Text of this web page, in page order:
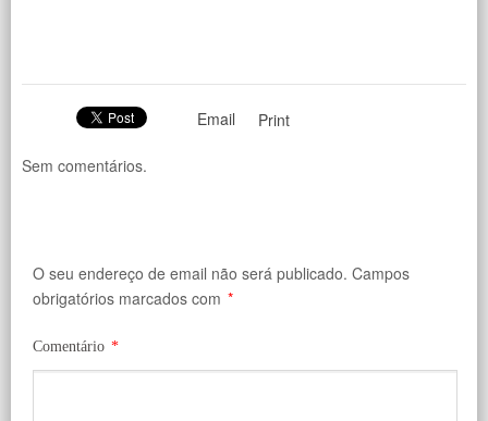
Email Print
Sem comentários.
O seu endereço de email não será publicado. Campos
obrigatórios marcados com *
Comentário *